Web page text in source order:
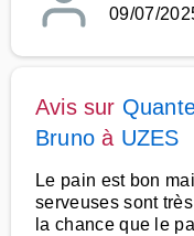
09/07/
Avis sur
Bruno à UZES
Le pain est bon
serveuses sont
la chance que le